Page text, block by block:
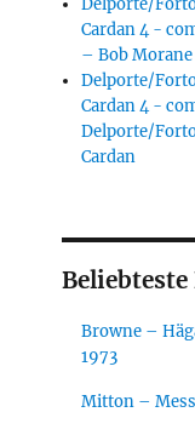
Cardan 4 -
– Bob Morane
Delporte/
Cardan 4 -
Delporte/
Cardan
Browne –
1973
Mitton –